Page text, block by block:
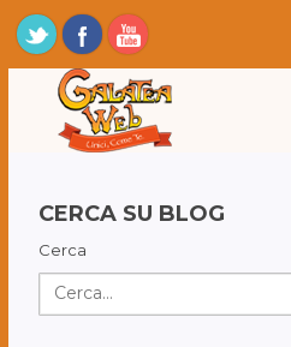
CERCA SU BLOG
Cerca